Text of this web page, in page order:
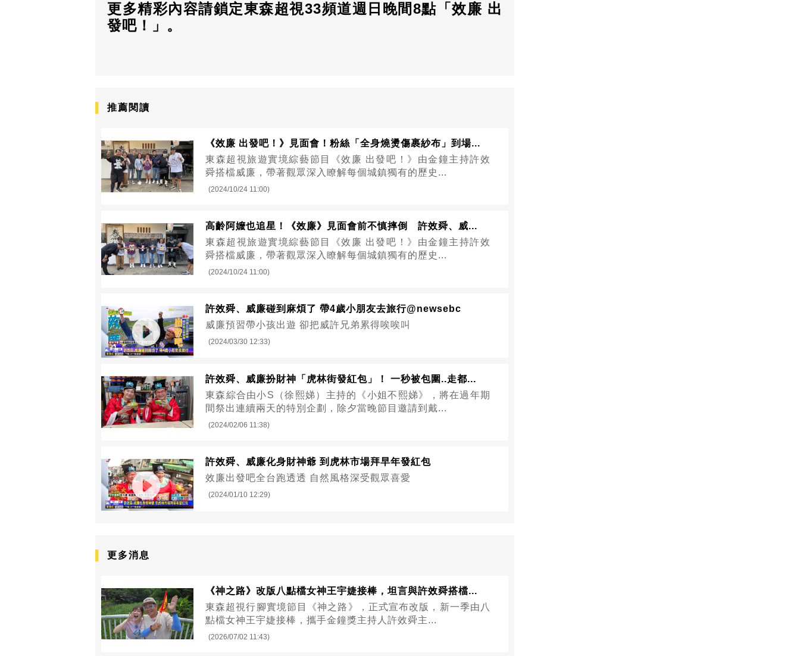
更多精彩內容請鎖定東森超視33頻道週日晚間8點「效廉 出
發吧！」。
推薦閱讀
《效廉 出發吧！》見面會！粉絲「全身燒燙傷裹紗布」到場...
東森超視旅遊實境綜藝節目《效廉 出發吧！》由金鐘主持許效
舜搭檔威廉，帶著觀眾深入瞭解每個城鎮獨有的歷史...
(2024/10/24 11:00)
高齡阿嬤也追星！《效廉》見面會前不慎摔倒 許效舜、威...
東森超視旅遊實境綜藝節目《效廉 出發吧！》由金鐘主持許效
舜搭檔威廉，帶著觀眾深入瞭解每個城鎮獨有的歷史...
(2024/10/24 11:00)
許效舜、威廉碰到麻煩了 帶4歲小朋友去旅行@newsebc
威廉預習帶小孩出遊 卻把威許兄弟累得唉唉叫
(2024/03/30 12:33)
許效舜、威廉扮財神「虎林街發紅包」！ 一秒被包圍..走都...
東森綜合由小S（徐熙娣）主持的《小姐不熙娣》，將在過年期
間祭出連續兩天的特別企劃，除夕當晚節目邀請到戴...
(2024/02/06 11:38)
許效舜、威廉化身財神爺 到虎林市場拜早年發紅包
效廉出發吧全台跑透透 自然風格深受觀眾喜愛
(2024/01/10 12:29)
更多消息
《神之路》改版八點檔女神王宇婕接棒，坦言與許效舜搭檔...
東森超視行腳實境節目《神之路》，正式宣布改版，新一季由八
點檔女神王宇婕接棒，攜手金鐘獎主持人許效舜主...
(2026/07/02 11:43)